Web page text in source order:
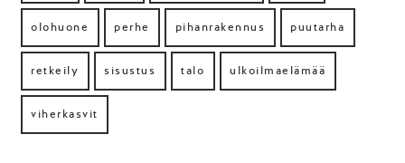
olohuone perhe pihanrakennus puutarha
retkeily sisustus talo ulkoilmaelämää
viherkasvit